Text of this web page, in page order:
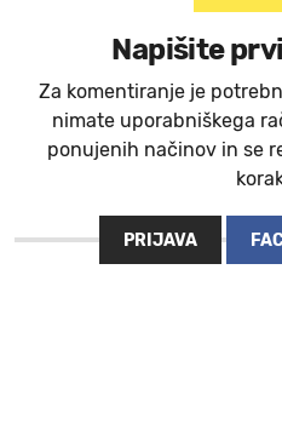
Napišite
Za komentiranje je
nimate uporabniškega
ponujenih načinov in se
PRIJAVA